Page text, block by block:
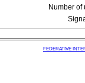
Number of
FEDERATIVE